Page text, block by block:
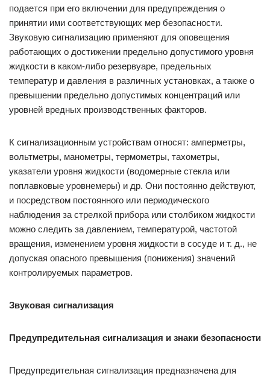
подается при его включении для предупреждения о
принятии ими соответствующих мер безопасности.
Звуковую сигнализацию применяют для оповещения
работающих о достижении предельно допустимого уровня
жидкости в каком-либо резервуаре, предельных
температур и давления в различных установках, а также о
превышении предельно допустимых концентраций или
уровней вредных производственных факторов.
К сигнализационным устройствам относят: амперметры,
вольтметры, манометры, термометры, тахометры,
указатели уровня жидкости (водомерные стекла или
поплавковые уровнемеры) и др. Они постоянно действуют,
и посредством постоянного или периодического
наблюдения за стрелкой прибора или столбиком жидкости
можно следить за давлением, температурой, частотой
вращения, изменением уровня жидкости в сосуде и т. д., не
допуская опасного превышения (понижения) значений
контролируемых параметров.
Звуковая сигнализация
Предупредительная сигнализация и знаки безопасности
Предупредительная сигнализация предназначена для